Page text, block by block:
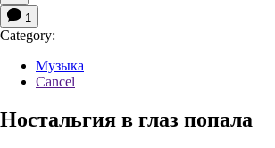
1
Category:
Музыка
Cancel
Ностальгия в глаз попала